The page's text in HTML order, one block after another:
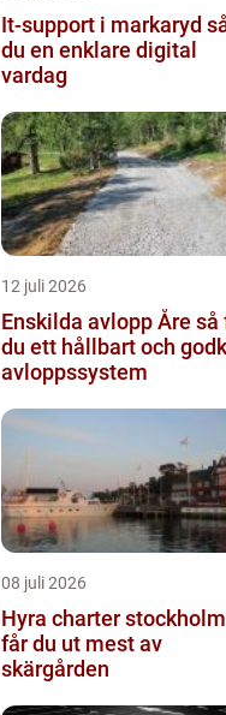
It-support i markaryd så får
du en enklare digital
vardag
12 juli 2026
Enskilda avlopp Åre så får
du ett hållbart och
avloppssystem
08 juli 2026
Hyra charter stockholm så
får du ut mest av
skärgården